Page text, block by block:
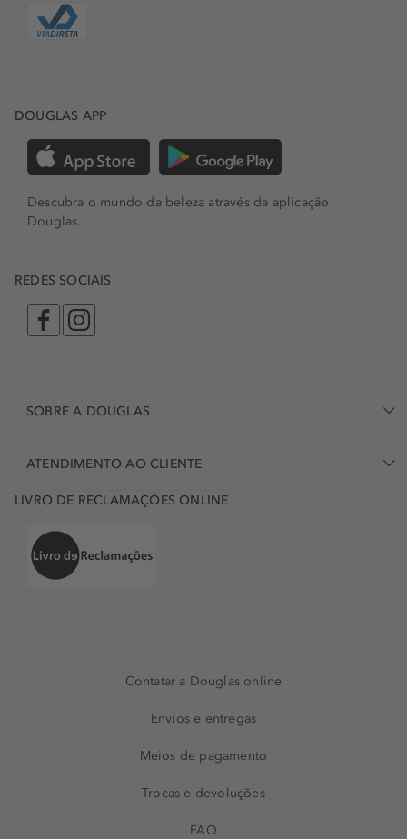
DOUGLAS APP
Descubra o mundo da beleza através da aplicação
Douglas.
REDES SOCIAIS
SOBRE A DOUGLAS
ATENDIMENTO AO CLIENTE
LIVRO DE RECLAMAÇÕES ONLINE
Contatar a Douglas online
Envios e entregas
Meios de pagamento
Trocas e devoluções
FAQ